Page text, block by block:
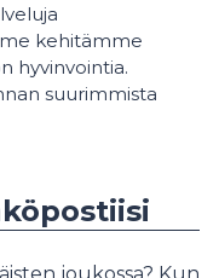
kehitämme
hyvinvointia.
suurimmista
joukossa? Kun